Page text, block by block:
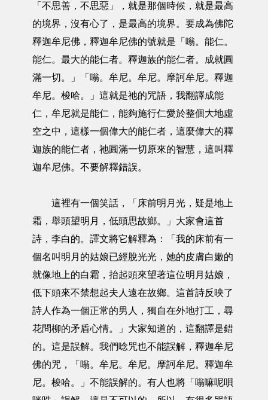
「不思善，不思惡」，就是那個時候，就是最高
的境界，沒有心了，是最高的境界。要成為佛陀
釋迦牟尼佛，釋迦牟尼佛的號就是「嗡。能仁。
能仁。最大的能仁者。釋迦族的能仁者。成就圓
滿一切。」「嗡。牟尼。牟尼。摩訶牟尼。釋迦
牟尼。梭哈。」這就是祂的咒語，我翻譯成能
仁，牟尼就是能仁，能夠施行仁愛於整個大地虛
空之中，這樣一個偉大的能仁者，這麼偉大的釋
迦族的能仁者，祂圓滿一切原來的智慧，這叫釋
迦牟尼佛。不要解釋錯誤。
這裡有一個笑話，「床前明月光，疑是地上
霜，舉頭望明月，低頭思故鄉。」大家會這首
詩，李白的。譯文將它解釋為：「我的床前有一
個名叫明月的姑娘已經脫光光，她的皮膚白嫩的
就像地上的白霜，抬起頭來望著這位明月姑娘，
低下頭來不禁想起夫人遠在故鄉。這首詩反映了
詩人作為一個正常的男人，獨自在外地打工，尋
花問柳的矛盾心情。」大家知道的，這翻譯是錯
的。這是誤解。我們唸咒也不能誤解，釋迦牟尼
佛的咒，「嗡。牟尼。牟尼。摩訶牟尼。釋迦牟
尼。梭哈。」不能誤解的。有人也將「嗡嘛呢唄